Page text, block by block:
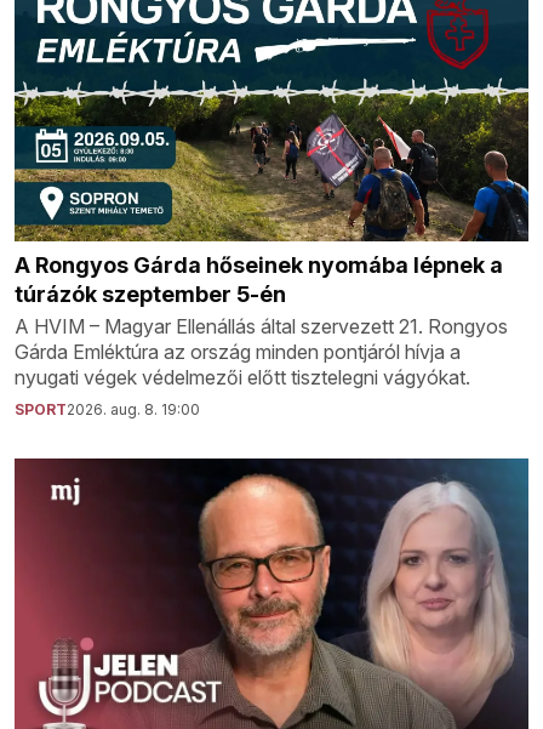
A Rongyos Gárda hőseinek nyomába lépnek a
túrázók szeptember 5-én
A HVIM – Magyar Ellenállás által szervezett 21. Rongyos
Gárda Emléktúra az ország minden pontjáról hívja a
nyugati végek védelmezői előtt tisztelegni vágyókat.
SPORT2026. aug. 8. 19:00